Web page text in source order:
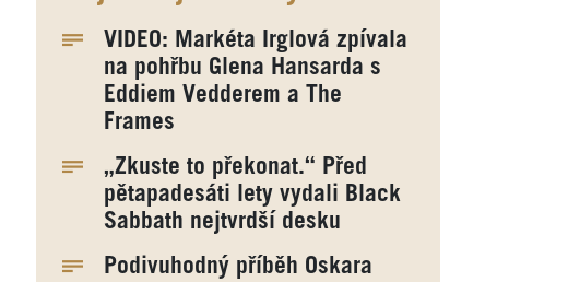
VIDEO: Markéta Irglová zpívala
na pohřbu Glena Hansarda s
Eddiem Vedderem a The
Frames
„Zkuste to překonat.“ Před
pětapadesáti lety vydali Black
Sabbath nejtvrdší desku
Podivuhodný příběh Oskara